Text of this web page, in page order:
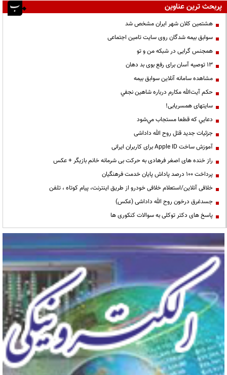
پربحث ترین عناوین
هشتمین کلان شهر ایران مشخص شد
سوابق بیمه شدگان روی سایت تامین اجتماعی
همجنس گرایی در شبکه من و تو
13 توصیه آسان برای رفع بوی بد دهان
مشاهده سامانه آنلاين سوابق بیمه
حكم آيت‌الله مكارم درباره شاهين نجفي
سایتهای همسریابی!
دعايي كه قطعا مستجاب مي‌شود
جزئیات جدید قتل روح الله داداشی
آموزش ساخت Apple ID برای کاربران ایرانی
راز خنده های اصغر فرهادی به حرکت بی شرمانه خانم بازیگر + عکس
پرداخت ۱۰۰ درصد پاداش پایان خدمت فرهنگیان
خلافی آنلاین/استعلام خلافی خودرو از طریق اینترنت، پیام کوتاه ، تلفن
جسدغرق درخون روح الله داداشی (عکس)
پاسخ های دکتر توکلی به سوالات کنکوری ها